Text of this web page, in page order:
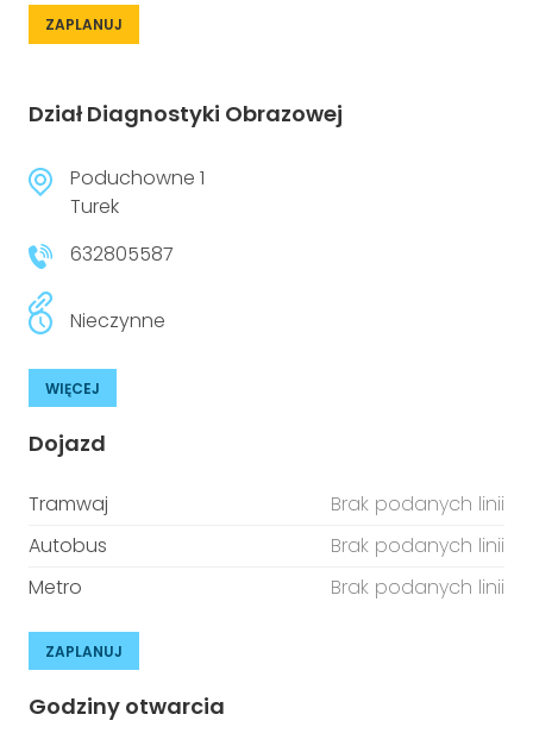
ZAPLANUJ
Dział Diagnostyki Obrazowej
Poduchowne 1
Turek
632805587
Nieczynne
WIĘCEJ
Dojazd
Tramwaj
Brak podanych linii
Autobus
Brak podanych linii
Metro
Brak podanych linii
ZAPLANUJ
Godziny otwarcia